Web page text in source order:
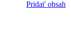
Pridať obsah